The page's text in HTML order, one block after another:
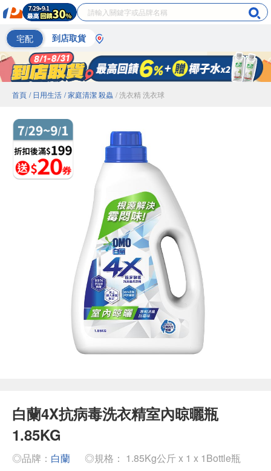
宅配 到店取貨
首頁 / 日用生活 / 家庭清潔 殺蟲 / 洗衣精 洗衣球
白蘭4X抗病毒洗衣精室內晾曬瓶
1.85KG
◎品牌： 白蘭
◎規格： 1.85Kg公斤 x 1 x 1Bottle瓶